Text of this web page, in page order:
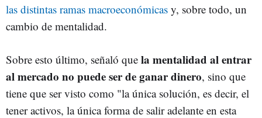
las distintas ramas macroeconómicas y, sobre todo, un
cambio de mentalidad.
Sobre esto último, señaló que la mentalidad al entrar
al mercado no puede ser de ganar dinero, sino que
tiene que ser visto como "la única solución, es decir, el
tener activos, la única forma de salir adelante en esta